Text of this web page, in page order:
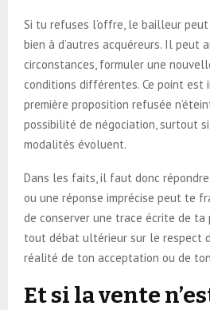
Si tu refuses l’offre, le bailleur
bien à d’autres acquéreurs. Il peut
circonstances, formuler une
conditions différentes. Ce point est
première proposition refusée
possibilité de négociation, surtout
modalités évoluent.
Dans les faits, il faut donc
ou une réponse imprécise peut te
de conserver une trace écrite de ta
tout débat ultérieur sur le respect
réalité de ton acceptation ou de
Et si la vente